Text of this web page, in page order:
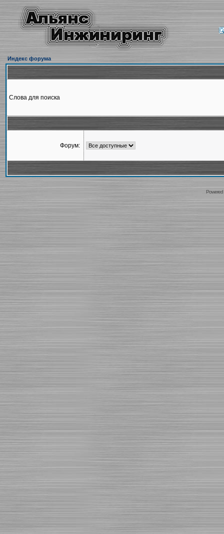
Индекс форума
Слова для поиска
Форум: